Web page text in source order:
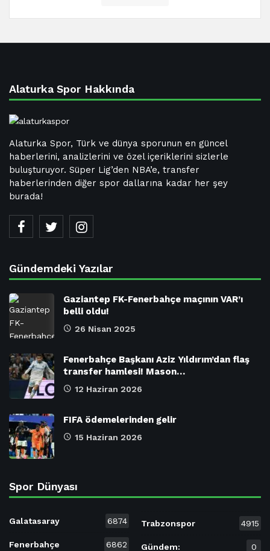
Alaturka Spor Hakkında
Alaturka Spor, Türk ve dünya sporunun en güncel
haberlerini, analizlerini ve özel içeriklerini sizlerle
buluşturuyor. Süper Lig’den NBA’e, transfer
haberlerinden diğer spor dallarına kadar her şey
burada!
Gündemdeki Yazılar
Gaziantep FK-Fenerbahçe maçının VAR’ı
belli oldu!
26 Nisan 2025
Fenerbahçe Başkanı Aziz Yıldırım’dan flaş
transfer hamlesi! Mason…
12 Haziran 2026
FIFA ödemelerinden gelir
15 Haziran 2026
Spor Dünyası
Galatasaray 6874
Fenerbahçe 6862
Trabzonspor 4915
Gündem: 0